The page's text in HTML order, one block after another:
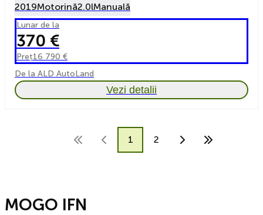
2019Motorină2.0lManuală
Lunar de la
370 €
Preț16 790 €
De la ALD AutoLand
Vezi detalii
1 2
MOGO IFN